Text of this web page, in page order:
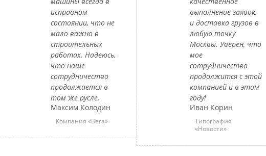
исправном
состоянии, что не
мало важно в
строительных
работах. Надеюсь,
что наше
сотрудничество
продолжается в
том же русле.
Максим Колодин
Компания «Вега»
выполнение заявок,
и доставка грузов в
любую точку
Москвы. Уверен, что
мое
сотрудничество
продолжится с этой
компанией и в этом
году!
Иван Корин
Типография
«Новости»